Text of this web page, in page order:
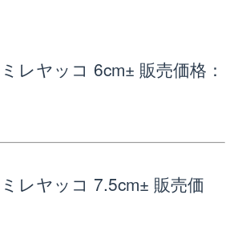
ミレヤッコ 6cm± 販売価格：
ミレヤッコ 7.5cm± 販売価